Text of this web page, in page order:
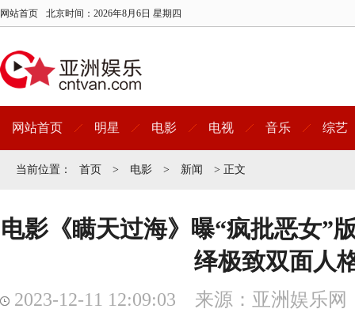
网站首页 北京时间： 2026年8月6日 星期四
网站首页 明星 电影 电视 音乐 综艺
当前位置： 首页 > 电影 > 新闻 > 正文
电影《瞒天过海》曝“疯批恶女”
绎极致双面人
2023-12-11 12:09:03 来源：亚洲娱乐网